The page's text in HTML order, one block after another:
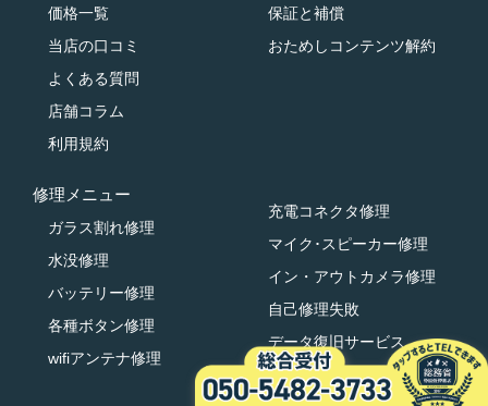
価格一覧
当店の口コミ
よくある質問
店舗コラム
利用規約
保証と補償
おためしコンテンツ解約
修理メニュー
ガラス割れ修理
水没修理
バッテリー修理
各種ボタン修理
wifiアンテナ修理
充電コネクタ修理
マイク･スピーカー修理
イン・アウトカメラ修理
自己修理失敗
データ復旧サービス